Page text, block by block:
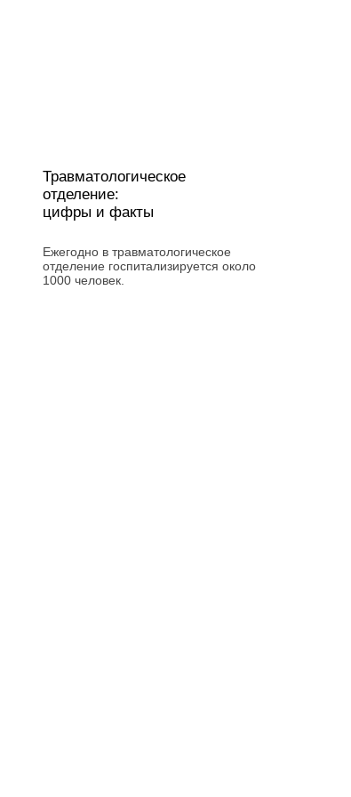
Травматологическое
отделение:
цифры и факты
Ежегодно в травматологическое
отделение госпитализируется около
1000 человек.